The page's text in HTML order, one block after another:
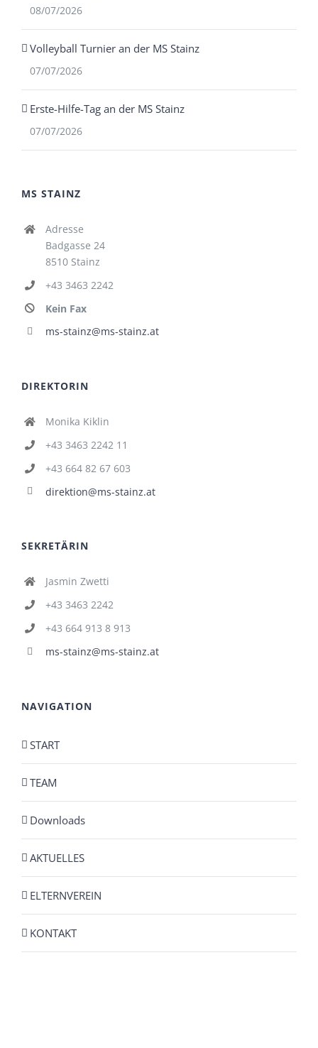
08/07/2026
Volleyball Turnier an der MS Stainz
07/07/2026
Erste-Hilfe-Tag an der MS Stainz
07/07/2026
MS STAINZ
Adresse
Badgasse 24
8510 Stainz
+43 3463 2242
Kein Fax
ms-stainz@ms-stainz.at
DIREKTORIN
Monika Kiklin
+43 3463 2242 11
+43 664 82 67 603
direktion@ms-stainz.at
SEKRETÄRIN
Jasmin Zwetti
+43 3463 2242
+43 664 913 8 913
ms-stainz@ms-stainz.at
NAVIGATION
START
TEAM
Downloads
AKTUELLES
ELTERNVEREIN
KONTAKT